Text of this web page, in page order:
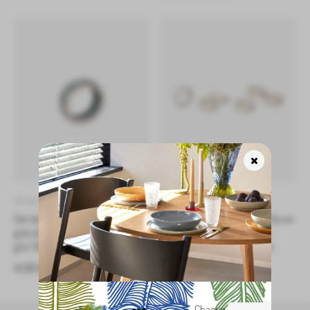
Anneaux de serviette
Set de 6 anneaux de serviette en
grès émaillé Nordic Sea – bleu
gris | Broste Copenhagen
Anneaux de serviette
Set de 6 anneaux de serviette en
grès émaillé Nordic Vanilla –
crème | Broste Copenhagen
€